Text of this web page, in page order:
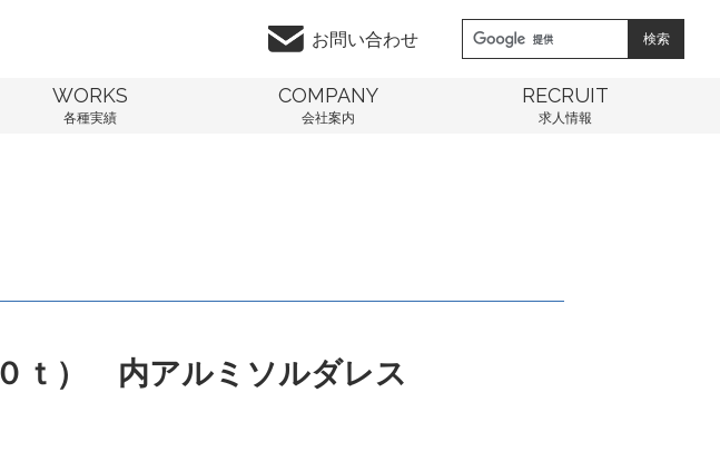
お問い合わせ
WORKS
各種実績
COMPANY
会社案内
RECRUIT
求人情報
ｔ） 内アルミソルダレス